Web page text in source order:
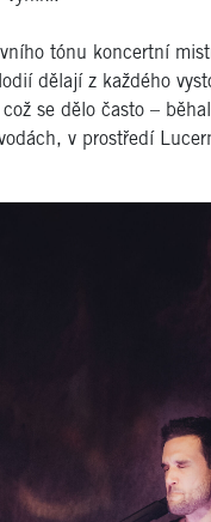
tónu koncertní
dělají z každého
se dělo často –
v prostředí